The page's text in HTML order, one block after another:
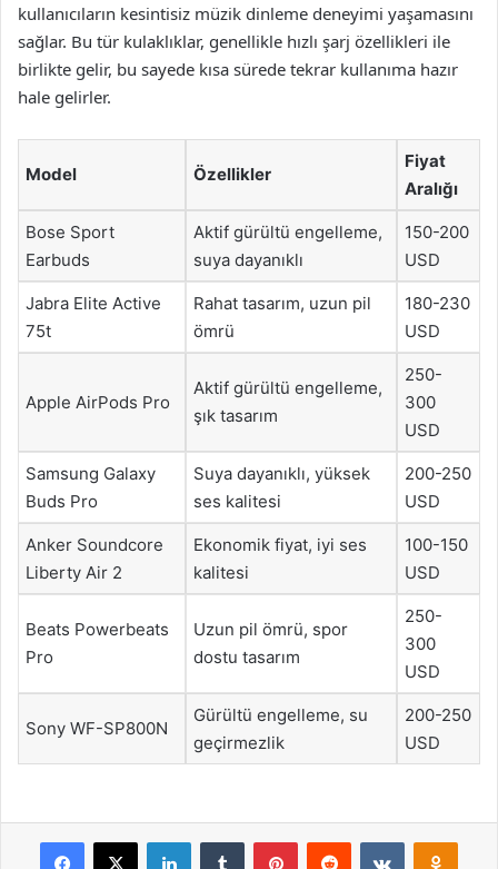
kullanıcıların kesintisiz müzik dinleme deneyimi yaşamasını
sağlar. Bu tür kulaklıklar, genellikle hızlı şarj özellikleri ile
birlikte gelir, bu sayede kısa sürede tekrar kullanıma hazır
hale gelirler.
Model Özellikler
Fiyat
Aralığı
Bose Sport
Earbuds
Aktif gürültü engelleme,
suya dayanıklı
150-200
USD
Jabra Elite Active
75t
Rahat tasarım, uzun pil
ömrü
180-230
USD
Apple AirPods Pro
Aktif gürültü engelleme,
şık tasarım
250-
300
USD
Samsung Galaxy
Buds Pro
Suya dayanıklı, yüksek
ses kalitesi
200-250
USD
Anker Soundcore
Liberty Air 2
Ekonomik fiyat, iyi ses
kalitesi
100-150
USD
Beats Powerbeats
Pro
Uzun pil ömrü, spor
dostu tasarım
250-
300
USD
Sony WF-SP800N
Gürültü engelleme, su
geçirmezlik
200-250
USD
Facebook
X LinkedInTumblr PinterestReddit VKontakte